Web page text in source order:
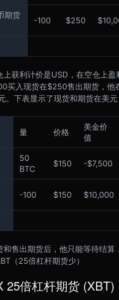
期货
-100 $250
上获利计价是USD，在空仓上
买入现货在$250售出期货，他
。下表显示了现货和期货在美
量 价格
美金价
值
50
BTC
$150 -$7,500
-100 $150 $10,000
和售出期货后，他只能等待结
（25倍杠杆期货少）
25倍杠杆期货 (XBT)